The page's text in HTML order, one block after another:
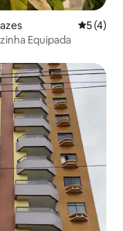
5 de
5 (4)
Equipada